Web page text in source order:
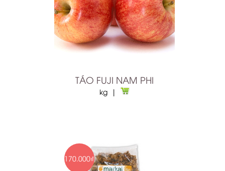
TÁO FUJI NAM PHI
kg |
170.000₫